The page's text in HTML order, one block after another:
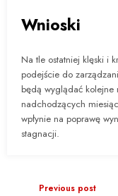
Wnioski
Na tle ostatniej klęski i
podejście do
będą wyglądać kolejne
nadchodzących
wpłynie na poprawę
stagnacji.
Previous post